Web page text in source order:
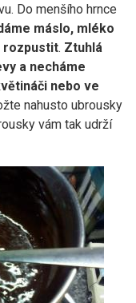
Do menšího hrnce
máslo, mléko
rozpustit. Ztuhlá
a necháme
nebo ve
nahusto ubrousky
vám tak udrží